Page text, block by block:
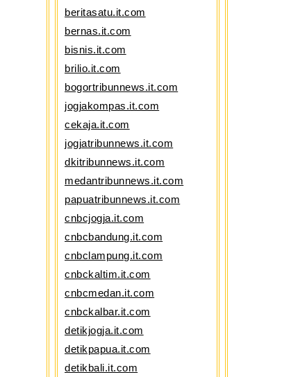
beritasatu.it.com
bernas.it.com
bisnis.it.com
brilio.it.com
bogortribunnews.it.com
jogjakompas.it.com
cekaja.it.com
jogjatribunnews.it.com
dkitribunnews.it.com
medantribunnews.it.com
papuatribunnews.it.com
cnbcjogja.it.com
cnbcbandung.it.com
cnbclampung.it.com
cnbckaltim.it.com
cnbcmedan.it.com
cnbckalbar.it.com
detikjogja.it.com
detikpapua.it.com
detikbali.it.com